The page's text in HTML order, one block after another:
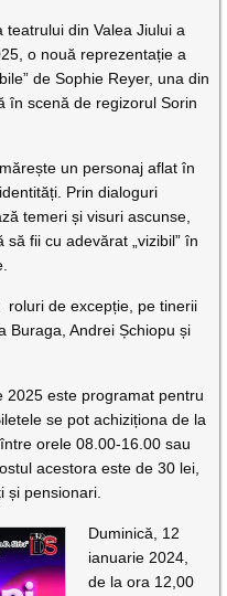
din Valea Jiului a
o nouă reprezentație a
de Sophie Reyer, una din
în scenă de regizorul Sorin
un personaj aflat în
Prin dialoguri
temeri și visuri ascunse,
fii cu adevărat „vizibil” în
de excepție, pe tinerii
Buraga, Andrei Șchiopu și
2025 este programat pentru
se pot achiziționa de la
orele 08.00-16.00 sau
acestora este de 30 lei,
și pensionari.
Duminică, 12
ianuarie 2024,
de la ora 12,00